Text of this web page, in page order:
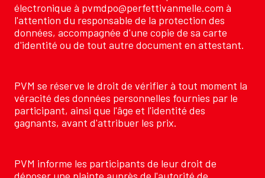
électronique à pvmdpo@perfettivanmelle.com à
l'attention du responsable de la protection des
données, accompagnée d'une copie de sa carte
d'identité ou de tout autre document en attestant.
PVM se réserve le droit de vérifier à tout moment la
véracité des données personnelles fournies par le
participant, ainsi que l'âge et l'identité des
gagnants, avant d'attribuer les prix.
PVM informe les participants de leur droit de